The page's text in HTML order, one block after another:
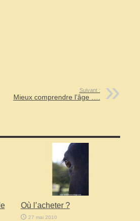
Suivant :
Mieux comprendre l’âge ….
Où l’acheter ?
27 mai 2010